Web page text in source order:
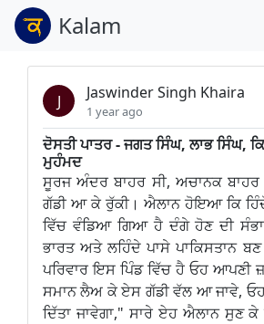
Kalam
J Jaswinder Singh Khaira
1 year ago
ਦੋਸਤੀ ਪਾਤਰ - ਜਗਤ ਸਿੰਘ, ਲਾਭ ਸਿੰਘ,
ਮੁਹੰਮਦ
ਸੂਰਜ ਅੰਦਰ ਬਾਹਰ ਸੀ, ਅਚਾਨਕ ਬਾਹਰ
ਗੱਡੀ ਆ ਕੇ ਰੁੱਕੀ। ਐਲਾਨ ਹੋਇਆ ਕਿ
ਵਿੱਚ ਵੰਡਿਆ ਗਿਆ ਹੈ ਦੰਗੇ ਹੋਣ ਦੀ
ਭਾਰਤ ਅਤੇ ਲਹਿੰਦੇ ਪਾਸੇ ਪਾਕਿਸਤਾਨ
ਪਰਿਵਾਰ ਇਸ ਪਿੰਡ ਵਿੱਚ ਹੈ ਓਹ ਆਪਣੀ
ਸਮਾਨ ਲੈਅ ਕੇ ਏਸ ਗੱਡੀ ਵੱਲ ਆ ਜਾਵੇ,
ਦਿੱਤਾ ਜਾਵੇਗਾ," ਸਾਰੇ ਏਹ ਐਲਾਨ ਸੁਣ